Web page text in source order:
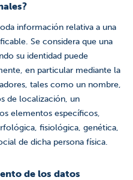
información relativa a una
Se considera que una
su identidad puede
en particular mediante la
tales como un nombre,
de localización, un
elementos específicos,
fisiológica, genética,
de dicha persona física.
de los datos